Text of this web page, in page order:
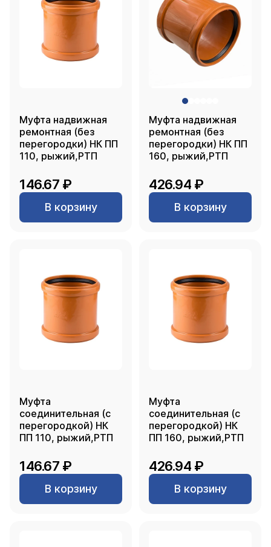
Муфта надвижная
ремонтная (без
перегородки) НК ПП
110, рыжий,РТП
146.67 ₽
В корзину
Муфта надвижная
ремонтная (без
перегородки) НК ПП
160, рыжий,РТП
426.94 ₽
В корзину
Муфта
соединительная (с
перегородкой) НК
ПП 110, рыжий,РТП
146.67 ₽
В корзину
Муфта
соединительная (с
перегородкой) НК
ПП 160, рыжий,РТП
426.94 ₽
В корзину